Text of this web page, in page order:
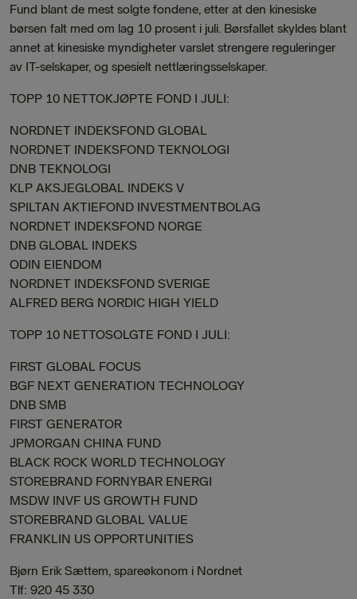
Fund blant de mest solgte fondene, etter at den kinesiske
børsen falt med om lag 10 prosent i juli. Børsfallet skyldes blant
annet at kinesiske myndigheter varslet strengere reguleringer
av IT-selskaper, og spesielt nettlæringsselskaper.
TOPP 10 NETTOKJØPTE FOND I JULI:
NORDNET INDEKSFOND GLOBAL
NORDNET INDEKSFOND TEKNOLOGI
DNB TEKNOLOGI
KLP AKSJEGLOBAL INDEKS V
SPILTAN AKTIEFOND INVESTMENTBOLAG
NORDNET INDEKSFOND NORGE
DNB GLOBAL INDEKS
ODIN EIENDOM
NORDNET INDEKSFOND SVERIGE
ALFRED BERG NORDIC HIGH YIELD
TOPP 10 NETTOSOLGTE FOND I JULI:
FIRST GLOBAL FOCUS
BGF NEXT GENERATION TECHNOLOGY
DNB SMB
FIRST GENERATOR
JPMORGAN CHINA FUND
BLACK ROCK WORLD TECHNOLOGY
STOREBRAND FORNYBAR ENERGI
MSDW INVF US GROWTH FUND
STOREBRAND GLOBAL VALUE
FRANKLIN US OPPORTUNITIES
Bjørn Erik Sættem, spareøkonom i Nordnet
Tlf: 920 45 330